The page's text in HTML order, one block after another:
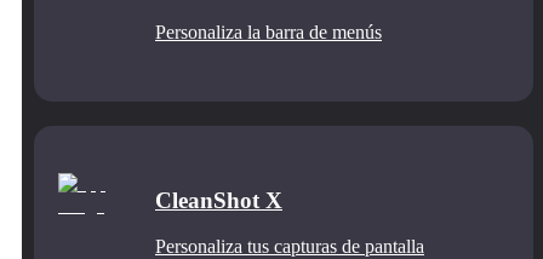
Personaliza la barra de menús
CleanShot X
Personaliza tus capturas de pantalla